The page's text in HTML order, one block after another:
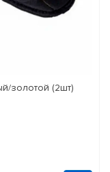
золотой (2шт)